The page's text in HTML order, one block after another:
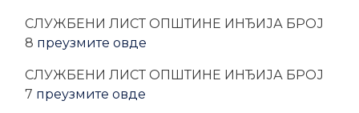
CЛУЖБЕНИ ЛИСТ ОПШТИНЕ ИНЂИЈА БРОЈ
8 преузмите овде
CЛУЖБЕНИ ЛИСТ ОПШТИНЕ ИНЂИЈА БРОЈ
7 преузмите овде